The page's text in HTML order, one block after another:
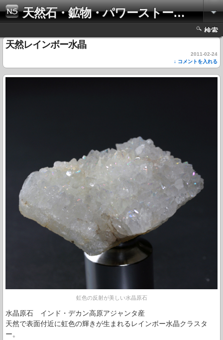
天然石・鉱物・パワーストーンの写真集
検索
天然レインボー水晶
2011-02-24
↓ コメントを入れる
虹色の反射が美しい水晶原石
水晶原石 インド・デカン高原アジャンタ産
天然で表面付近に虹色の輝きが生まれるレインボー水晶クラスタ
ー。